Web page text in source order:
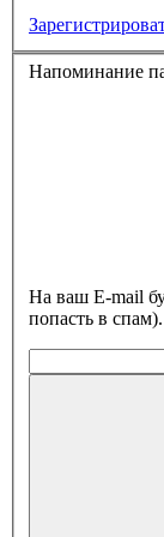
Напоминание
На ваш E-mail
попасть в спам).